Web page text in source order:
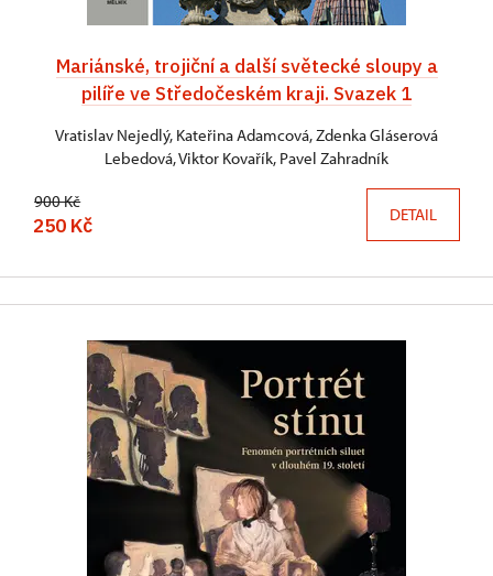
Mariánské, trojiční a další světecké sloupy a
pilíře ve Středočeském kraji. Svazek 1
Vratislav Nejedlý, Kateřina Adamcová, Zdenka Gláserová
Lebedová, Viktor Kovařík, Pavel Zahradník
900 Kč
250 Kč DETAIL